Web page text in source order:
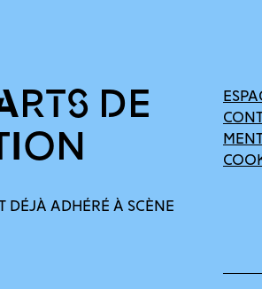
DE
DÉJÀ ADHÉRÉ À SCÈNE